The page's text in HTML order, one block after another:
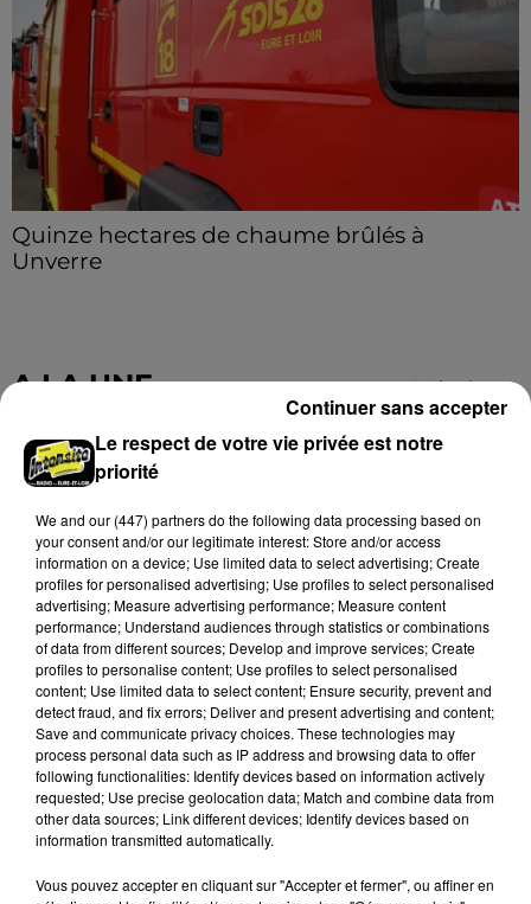
Quinze hectares de chaume brûlés à
Unverre
A LA UNE Voir plus
Une casse automobile partiellement
embrasée à Auneau
« chômage technique pour neuf personnes » après le
sinistre, qui a également fait un blessé.
Le respect de votre vie privée est notre
priorité
We and our (447) partnersdo the following data processing based on
your consent and/or our legitimate interest: Store and/or access
information on a device; Use limited data to select advertising; Create
profiles for personalised advertising; Use profiles to select personalised
advertising; Measure advertising performance; Measure content
performance; Understand audiences through statistics or combinations
of data from different sources; Develop and improve services; Create
profiles to personalise content; Use profiles to select personalised
content; Use limited data to select content; Ensure security, prevent and
detect fraud, and fix errors; Deliver and present advertising and content;
Save and communicate privacy choices. These technologies may
process personal data such as IP address and browsing data to offer
following functionalities: Identify devices based on information actively
requested; Use precise geolocation data; Match and combine data from
other data sources; Link different devices; Identify devices based on
information transmitted automatically.
Vous pouvez accepter en cliquant sur "Accepter et fermer", ou affiner en
Continuer sans accepter